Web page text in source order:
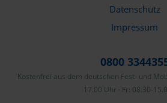
Datenschutz
Impressum
0800
Kostenfrei aus dem deutschen Fest- und
17.00 Uhr · Fr: 08.30-